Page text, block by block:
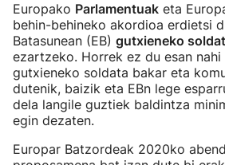
Europako Parlamentuak eta
behin-behineko akordioa erdietsi
Batasunean (EB) gutxieneko
ezartzeko. Horrek ez du esan
gutxieneko soldata bakar eta
dutenik, baizik eta EBn lege
dela langile guztiek baldintza
egin dezaten.
Europar Batzordeak 2020ko